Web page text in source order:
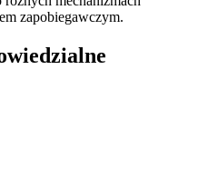
zapobiegawczym.